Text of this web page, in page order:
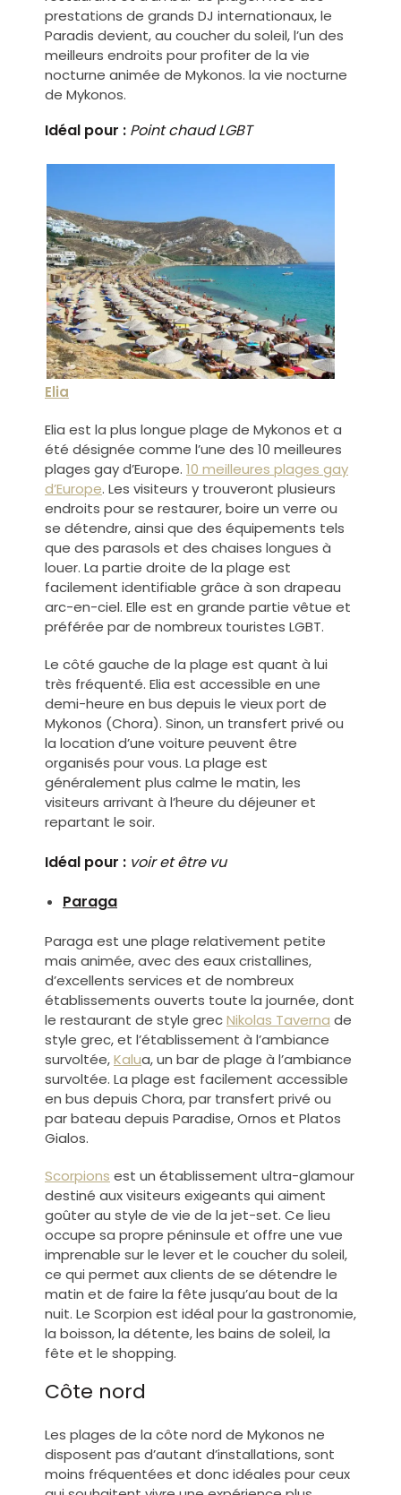
prestations de grands DJ internationaux, le
Paradis devient, au coucher du soleil, l’un des
meilleurs endroits pour profiter de la vie
nocturne animée de Mykonos. la vie nocturne
de Mykonos.
Idéal pour : Point chaud LGBT
Elia
Elia est la plus longue plage de Mykonos et a
été désignée comme l’une des 10 meilleures
plages gay d’Europe. 10 meilleures plages gay
d’Europe. Les visiteurs y trouveront plusieurs
endroits pour se restaurer, boire un verre ou
se détendre, ainsi que des équipements tels
que des parasols et des chaises longues à
louer. La partie droite de la plage est
facilement identifiable grâce à son drapeau
arc-en-ciel. Elle est en grande partie vêtue et
préférée par de nombreux touristes LGBT.
Le côté gauche de la plage est quant à lui
très fréquenté. Elia est accessible en une
demi-heure en bus depuis le vieux port de
Mykonos (Chora). Sinon, un transfert privé ou
la location d’une voiture peuvent être
organisés pour vous. La plage est
généralement plus calme le matin, les
visiteurs arrivant à l’heure du déjeuner et
repartant le soir.
Idéal pour : voir et être vu
Paraga
Paraga est une plage relativement petite
mais animée, avec des eaux cristallines,
d’excellents services et de nombreux
établissements ouverts toute la journée, dont
le restaurant de style grecNikolas Taverna de
style grec, et l’établissement à l’ambiance
survoltée,Kalua, un bar de plage à l’ambiance
survoltée. La plage est facilement accessible
en bus depuis Chora, par transfert privé ou
par bateau depuis Paradise, Ornos et Platos
Gialos.
Scorpions est un établissement ultra-glamour
destiné aux visiteurs exigeants qui aiment
goûter au style de vie de la jet-set. Ce lieu
occupe sa propre péninsule et offre une vue
imprenable sur le lever et le coucher du soleil,
ce qui permet aux clients de se détendre le
matin et de faire la fête jusqu’au bout de la
nuit. Le Scorpion est idéal pour la gastronomie,
la boisson, la détente, les bains de soleil, la
fête et le shopping.
Côte nord
Les plages de la côte nord de Mykonos ne
disposent pas d’autant d’installations, sont
moins fréquentées et donc idéales pour ceux